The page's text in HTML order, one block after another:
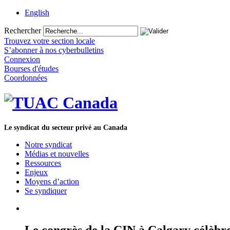
English
Rechercher
Trouvez votre section locale
S’abonner à nos cyberbulletins
Connexion
Bourses d'études
Coordonnées
Le syndicat du secteur privé au Canada
Notre syndicat
Médias et nouvelles
Ressources
Enjeux
Moyens d’action
Se syndiquer